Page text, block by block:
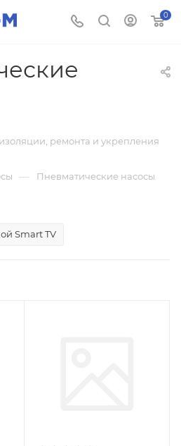
0
ремонта и укрепления
— Пневматические насосы
Smart TV